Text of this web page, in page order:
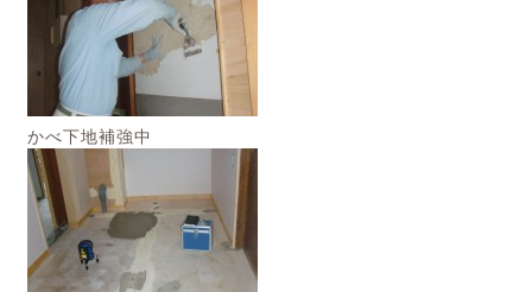
かべ下地補強中